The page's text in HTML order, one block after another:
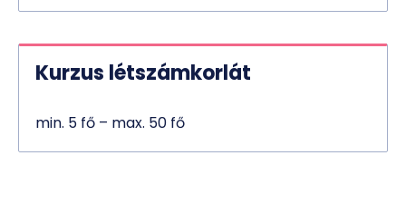
Kurzus létszámkorlát
min. 5 fő – max. 50 fő